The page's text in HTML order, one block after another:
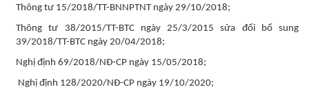
Thông tư 15/2018/TT-BNNPTNT ngày 29/10/2018;
Thông tư 38/2015/TT-BTC ngày 25/3/2015 sửa đổi bổ sung
39/2018/TT-BTC ngày 20/04/2018;
Nghị định 69/2018/NĐ-CP ngày 15/05/2018;
Nghị định 128/2020/NĐ-CP ngày 19/10/2020;